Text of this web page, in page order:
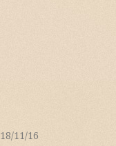
18/11/16